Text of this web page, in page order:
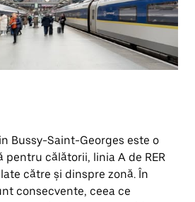
Bussy-Saint-Georges este o
călătorii, linia A de RER
către și dinspre zonă. În
consecvente, ceea ce